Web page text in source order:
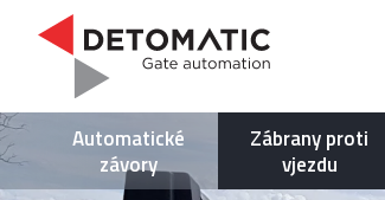
Automatické
závory
Zábrany proti
vjezdu